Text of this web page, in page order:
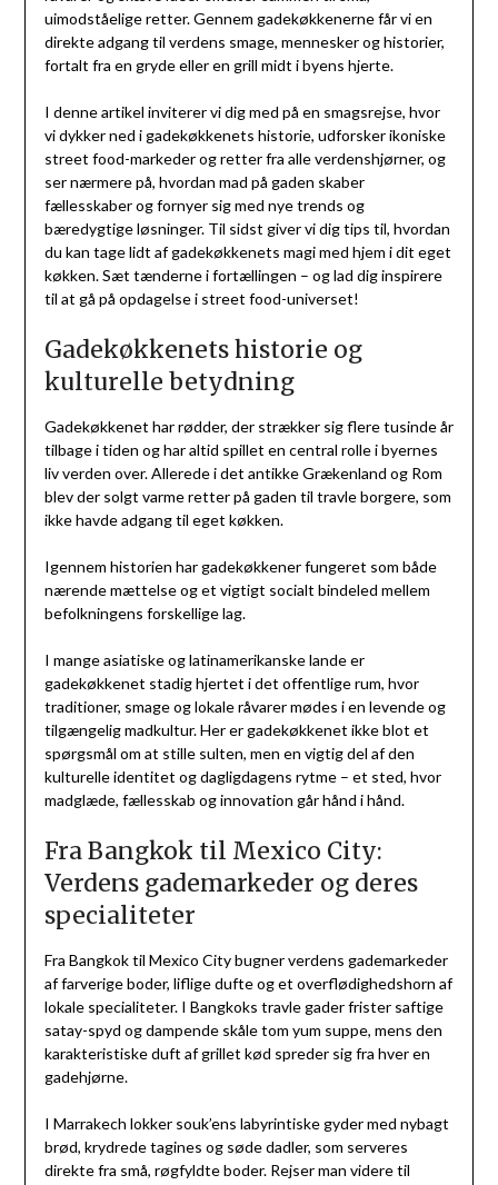
uimodståelige retter. Gennem gadekøkkenerne får vi en
direkte adgang til verdens smage, mennesker og historier,
fortalt fra en gryde eller en grill midt i byens hjerte.
I denne artikel inviterer vi dig med på en smagsrejse, hvor
vi dykker ned i gadekøkkenets historie, udforsker ikoniske
street food-markeder og retter fra alle verdenshjørner, og
ser nærmere på, hvordan mad på gaden skaber
fællesskaber og fornyer sig med nye trends og
bæredygtige løsninger. Til sidst giver vi dig tips til, hvordan
du kan tage lidt af gadekøkkenets magi med hjem i dit eget
køkken. Sæt tænderne i fortællingen – og lad dig inspirere
til at gå på opdagelse i street food-universet!
Gadekøkkenets historie og
kulturelle betydning
Gadekøkkenet har rødder, der strækker sig flere tusinde år
tilbage i tiden og har altid spillet en central rolle i byernes
liv verden over. Allerede i det antikke Grækenland og Rom
blev der solgt varme retter på gaden til travle borgere, som
ikke havde adgang til eget køkken.
Igennem historien har gadekøkkener fungeret som både
nærende mættelse og et vigtigt socialt bindeled mellem
befolkningens forskellige lag.
I mange asiatiske og latinamerikanske lande er
gadekøkkenet stadig hjertet i det offentlige rum, hvor
traditioner, smage og lokale råvarer mødes i en levende og
tilgængelig madkultur. Her er gadekøkkenet ikke blot et
spørgsmål om at stille sulten, men en vigtig del af den
kulturelle identitet og dagligdagens rytme – et sted, hvor
madglæde, fællesskab og innovation går hånd i hånd.
Fra Bangkok til Mexico City:
Verdens gademarkeder og deres
specialiteter
Fra Bangkok til Mexico City bugner verdens gademarkeder
af farverige boder, liflige dufte og et overflødighedshorn af
lokale specialiteter. I Bangkoks travle gader frister saftige
satay-spyd og dampende skåle tom yum suppe, mens den
karakteristiske duft af grillet kød spreder sig fra hver en
gadehjørne.
I Marrakech lokker souk’ens labyrintiske gyder med nybagt
brød, krydrede tagines og søde dadler, som serveres
direkte fra små, røgfyldte boder. Rejser man videre til